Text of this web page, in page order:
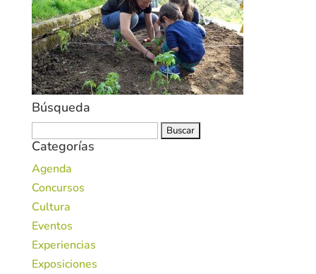
Búsqueda
Categorías
Agenda
Concursos
Cultura
Eventos
Experiencias
Exposiciones